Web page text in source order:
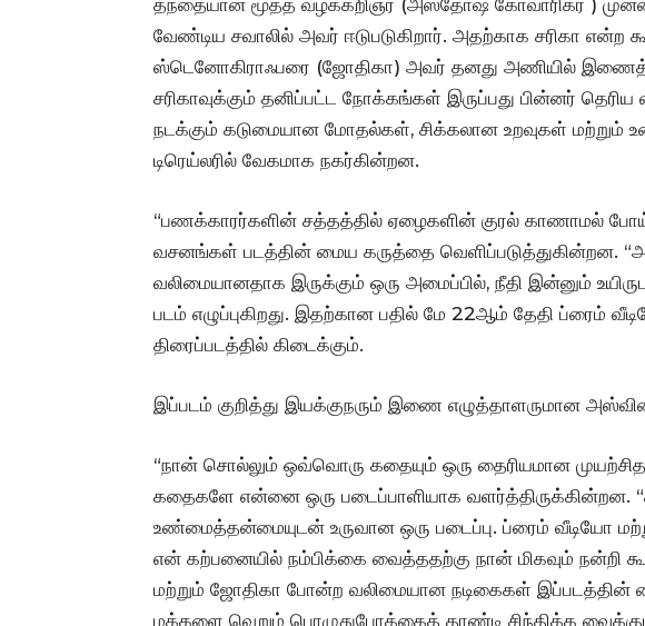
வேண்டிய சவாலில் அவர் ஈடுபடுகிறார். அதற்காக சரிகா என்ற
ஸ்டெனோகிராஃபரை (ஜோதிகா) அவர் தனது அணியில்
சரிகாவுக்கும் தனிப்பட்ட நோக்கங்கள் இருப்பது பின்னர் தெரிய
நடக்கும் கடுமையான மோதல்கள், சிக்கலான உறவுகள் மற்றும்
டிரெய்லரில் வேகமாக நகர்கின்றன.
“பணக்காரர்களின் சத்தத்தில் ஏழைகளின் குரல் காணாமல்
வசனங்கள் படத்தின் மைய கருத்தை வெளிப்படுத்துகின்றன.
வலிமையானதாக இருக்கும் ஒரு அமைப்பில், நீதி இன்னும்
படம் எழுப்புகிறது. இதற்கான பதில் மே 22ஆம் தேதி ப்ரைம்
திரைப்படத்தில் கிடைக்கும்.
இப்படம் குறித்து இயக்குநரும் இணை எழுத்தாளருமான
“நான் சொல்லும் ஒவ்வொரு கதையும் ஒரு தைரியமான
கதைகளே என்னை ஒரு படைப்பாளியாக வளர்த்திருக்கின்றன.
உண்மைத்தன்மையுடன் உருவான ஒரு படைப்பு. ப்ரைம் வீடியோ
என் கற்பனையில் நம்பிக்கை வைத்ததற்கு நான் மிகவும் நன்றி
மற்றும் ஜோதிகா போன்ற வலிமையான நடிகைகள் இப்படத்தின்
மக்களை வெறும் பொழுதுபோக்கைத் தாண்டி சிந்திக்க வைக்கும்